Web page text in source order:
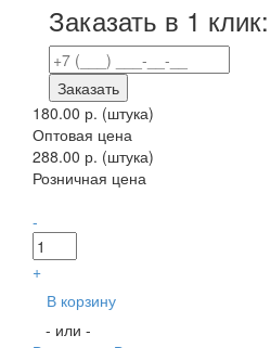
Заказать в 1 клик:
Заказать
180.00 р. (штука)
Оптовая цена
288.00 р. (штука)
Розничная цена
-
+
В корзину
- или -